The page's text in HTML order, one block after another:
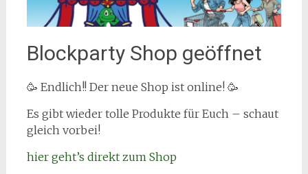
Blockparty Shop geöffnet
🥳 Endlich!! Der neue Shop ist online! 🥳
Es gibt wieder tolle Produkte für Euch – schaut
gleich vorbei!
hier geht’s direkt zum Shop